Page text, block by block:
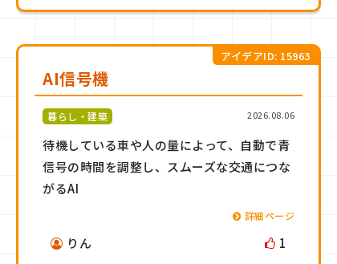
AI信号機
アイデアID: 15963
暮らし・建築 2026.08.06
待機している車や人の量によって、自動で青
信号の時間を調整し、スムーズな交通につな
がるAI
詳細ページ
りん 1